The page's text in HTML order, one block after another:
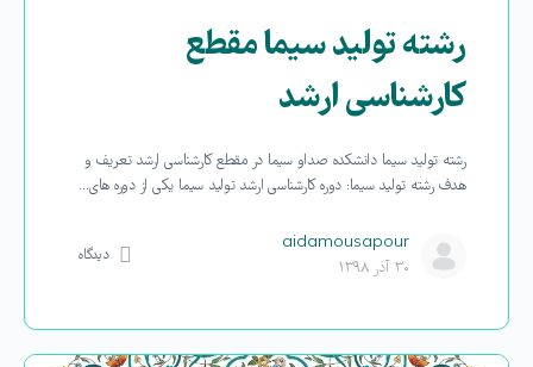
رشته تولید سیما مقطع
کارشناسی ارشد
رشته تولید سیما دانشکده صداو سیما در مقطع کارشناسی ارشد تعریف و
هدف رشته تولید سیما: دوره کارشناسی ارشد تولید سیما یکی از دوره های…
aidamousapour
۳۰ آذر ۱۳۹۸
دیدگاه